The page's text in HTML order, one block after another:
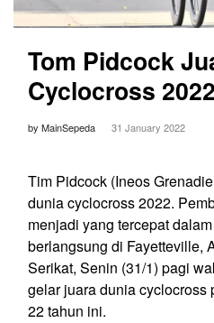
Tom Pidcock
Cyclocross 2022
by MainSepeda 31 January 2022
Tim Pidcock (Ineos
dunia cyclocross 2022.
menjadi yang tercepat
berlangsung di Fayetteville,
Serikat, Senin (31/1) pagi
gelar juara dunia cyclocross
22 tahun ini.